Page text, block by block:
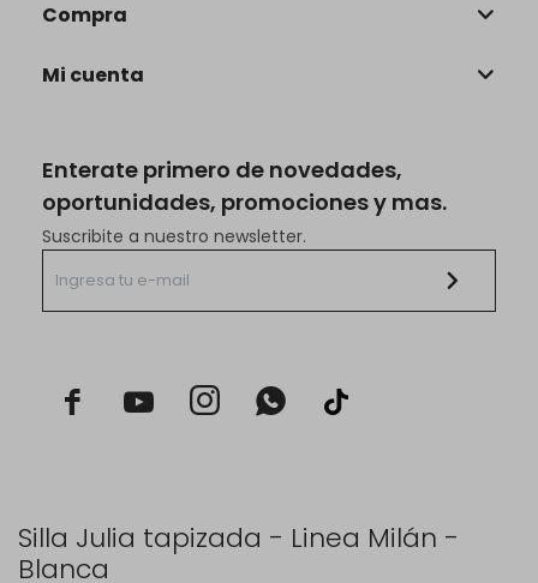
Silla Julia tapizada - Linea Milán -
Blanca
Enterate primero de novedades,
oportunidades, promociones y mas.
Suscribite a nuestro newsletter.
  
Compra
Mi cuenta